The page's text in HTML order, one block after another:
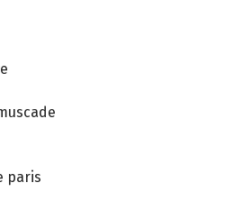
paris